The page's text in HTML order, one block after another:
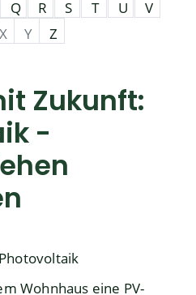
Q R S T U
V
X Y Z
Zukunft:
-
Wohnhaus eine PV-